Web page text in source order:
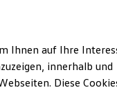
Ihnen auf Ihre
innerhalb und
Diese